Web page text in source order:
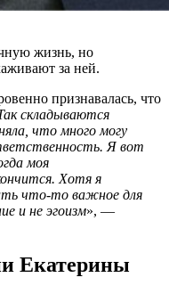
жизнь, но
за ней.
признавалась, что
складываются
что много могу
Я вот
моя
Хотя я
что-то важное для
и не эгоизм», —
Екатерины